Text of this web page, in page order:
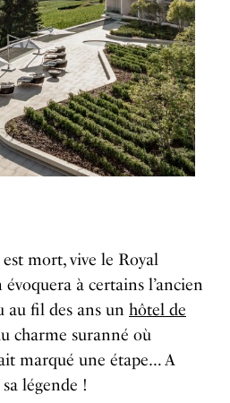
est mort, vive le Royal
à certains l’ancien
au fil des ans un hôtel de
charme suranné où
marqué une étape… A
légende !